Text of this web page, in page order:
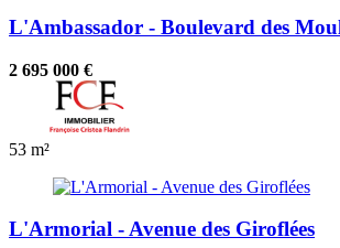
L'Ambassador - Boulevard des
2 695 000 €
53 m²
L'Armorial - Avenue des Giroflées